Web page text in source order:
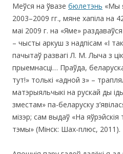
Меўся на ўвазе бюлетэнь «Мы
2003–2009 гг., мяне хапіла на
маі 2009 г. на «Яме»
– чысты аркуш з надпісам «І
пачытаў развагі Л. М. Лыча з
прыемнасці… Праўда,
тут!» толькі «адной з» –
матэрыяльчыкі на рускай ды
зместам» па-беларуску
мізэр; сам выдаў «На яўрэйскія
тэмы» (Мінск: Шах-плюс, 2011).